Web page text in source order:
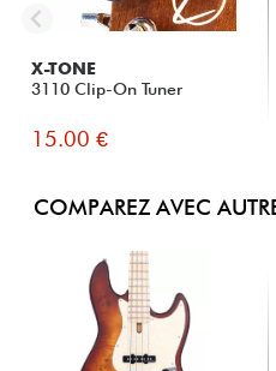
X-TONE
3110 Clip-On Tuner
15.00 €
COMPAREZ AVEC